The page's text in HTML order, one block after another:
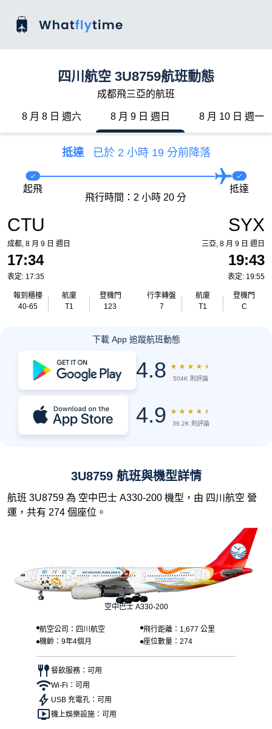
四川航空 3U8759航班動態
成都飛三亞的航班
8 月 8 日 週六 8 月 9 日 週日 8 月 10 日 週一
抵達 已於 2 小時 19 分前降落
CTU
成都, 8 月 9 日 週日
17:34
表定: 17:35
報到櫃檯
40-65
航廈
T1
登機門
123
起飛
飛行時間：2 小時 20 分
抵達
SYX
三亞, 8 月 9 日 週日
19:43
表定: 19:55
行李轉盤
7
航廈
T1
登機門
C
下載 App 追蹤航班動態
4.8 ★ ★ ★ ★ ★
504K 則評論
4.9 ★ ★ ★ ★ ★
36.2K 則評論
3U8759 航班與機型詳情
航班 3U8759 為 空中巴士 A330-200 機型，由 四川航空 營
運，共有 274 個座位。
空中巴士 A330-200
航空公司：四川航空
飛行距離：1,677 公里
機齡：9年4個月
座位數量：274
餐飲服務：可用
Wi-Fi：可用
USB 充電孔：可用
機上娛樂設施：可用